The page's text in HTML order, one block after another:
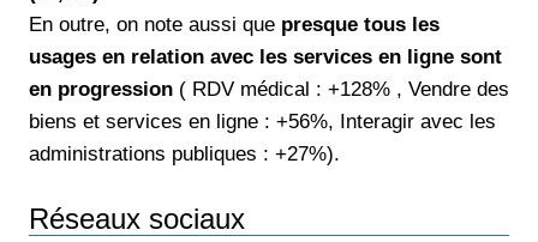
En outre, on note aussi que presque tous les
usages en relation avec les services en ligne sont
en progression ( RDV médical : +128% , Vendre des
biens et services en ligne : +56%, Interagir avec les
administrations publiques : +27%).
Réseaux sociaux